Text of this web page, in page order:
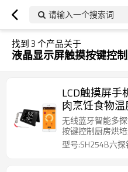
请输入一个搜索词
找到3个产品关于
液晶显示屏触摸按键控
LCD触摸屏
肉烹饪食物
无线蓝牙智能多
按键控制厨房烘
型号:SH254B六